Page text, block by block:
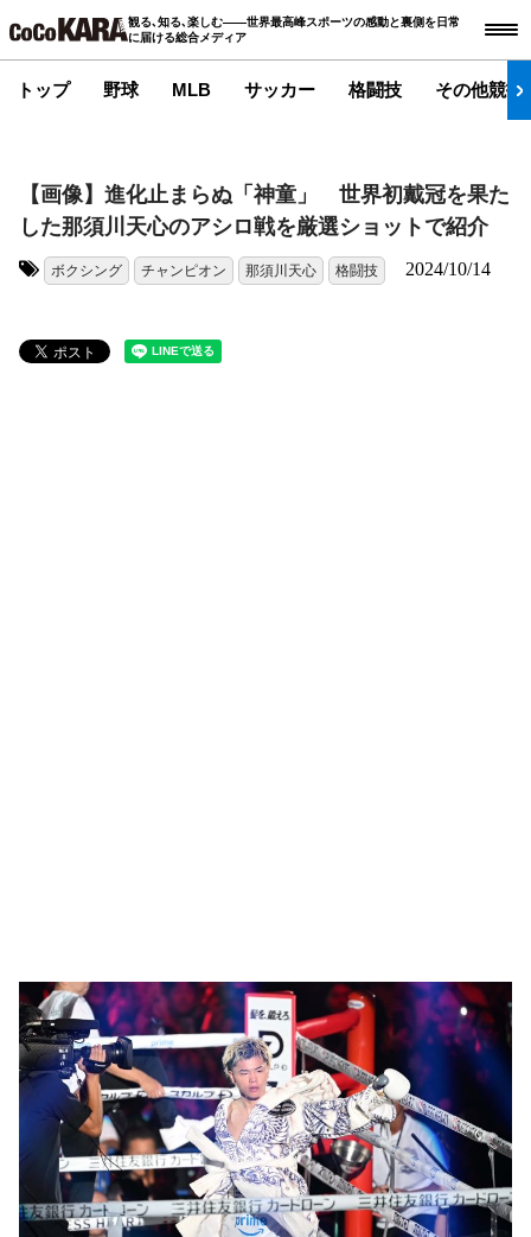
観る､知る､楽しむ――世界最高峰スポーツの感動と裏側を日常
に届ける総合メディア
トップ 野球 MLB サッカー 格闘技 その他競技
【画像】進化止まらぬ「神童」 世界初戴冠を果た
した那須川天心のアシロ戦を厳選ショットで紹介
ボクシング チャンピオン 那須川天心 格闘技 2024/10/14